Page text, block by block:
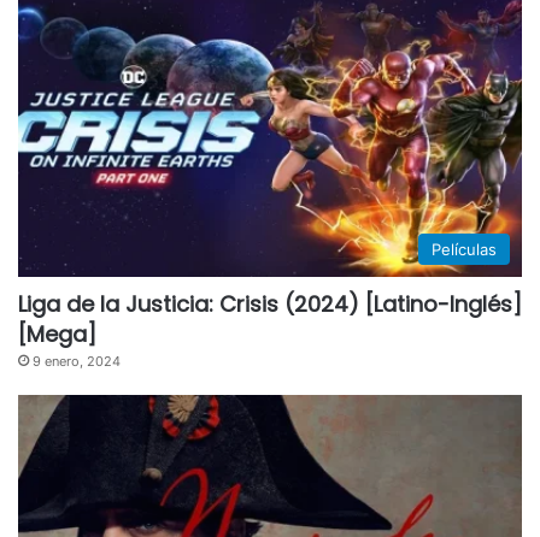
Películas
Liga de la Justicia: Crisis (2024) [Latino-Inglés]
[Mega]
9 enero, 2024